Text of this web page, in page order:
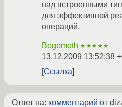
над встроенными
для эффективной
операций.
Begemoth ★★★★★
13.12.2009 13:52:38
Ссылка
Ответ на: комментарий от